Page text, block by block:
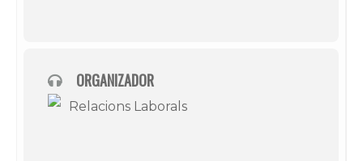
ORGANIZADOR
Relacions Laborals